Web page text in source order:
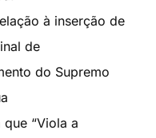
à inserção de
de
do Supremo
“Viola a